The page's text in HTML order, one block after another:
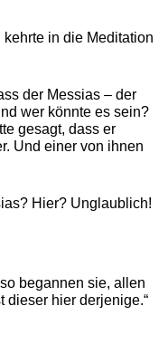
in die Meditation
der Messias – der
wer könnte es sein?
gesagt, dass er
Und einer von ihnen
Hier? Unglaublich!
begannen sie, allen
dieser hier derjenige.“